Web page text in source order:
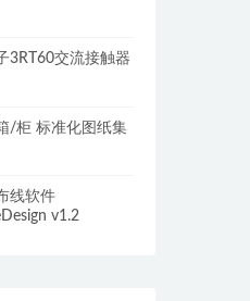
3RT60交流接触器
/柜 标准化图纸集
线软件
v1.2